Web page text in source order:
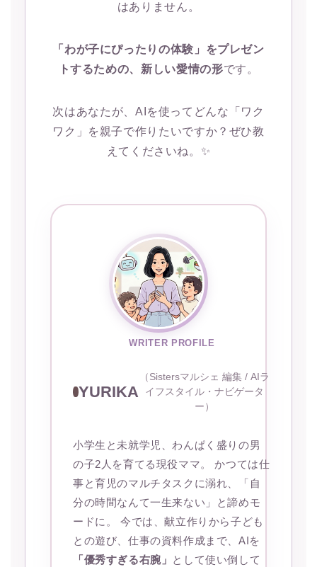
はありません。
「わが子にぴったりの体験」をプレゼン
トするための、新しい愛情の形です。
次はあなたが、AIを使ってどんな「ワク
ワク」を親子で作りたいですか？ぜひ教
えてくださいね。✨
WRITER PROFILE
YURIKA
（Sistersマルシェ 編集 / AIラ
イフスタイル・ナビゲータ
ー）
小学生と未就学児、わんぱく盛りの男
の子2人を育てる現役ママ。 かつては仕
事と育児のマルチタスクに溺れ、「自
分の時間なんて一生来ない」と諦めモ
ードに。 今では、献立作りから子ども
との遊び、仕事の資料作成まで、AIを
「優秀すぎる右腕」 として使い倒して